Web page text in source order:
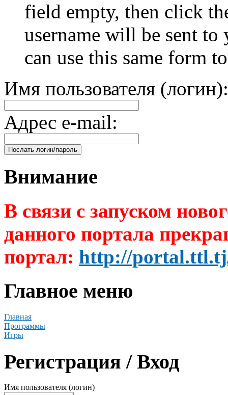
field empty, then click
username will be sent to
can use this same form
Имя пользователя (логин):
Адрес e-mail:
Внимание
В связи с запуском
данного портала
портал: http://
Главное меню
Главная
Программы
Игры
Регистрация / Вход
Имя пользователя (логин)